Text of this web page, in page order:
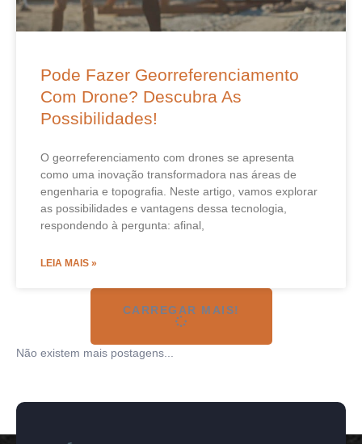
Pode Fazer Georreferenciamento
Com Drone? Descubra As
Possibilidades!
O georreferenciamento com drones se apresenta
como uma inovação transformadora nas áreas de
engenharia e topografia. Neste artigo, vamos explorar
as possibilidades e vantagens dessa tecnologia,
respondendo à pergunta: afinal,
LEIA MAIS »
CARREGAR MAIS!
Não existem mais postagens...